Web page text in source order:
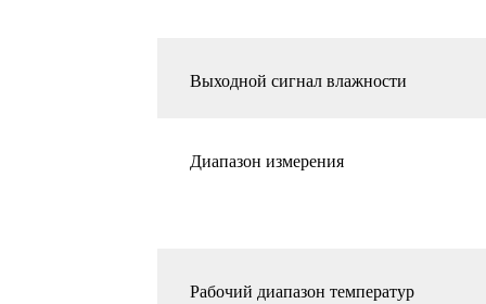
Выходной сигнал влажности
Диапазон измерения
Рабочий диапазон температур